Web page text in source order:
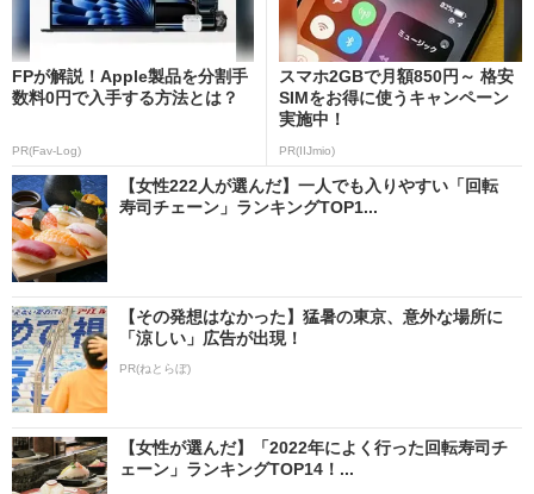
FPが解説！Apple製品を分割手
数料0円で入手する方法とは？
PR(Fav-Log)
スマホ2GBで月額850円～ 格安
SIMをお得に使うキャンペーン
実施中！
PR(IIJmio)
【女性222人が選んだ】一人でも入りやすい「回転
寿司チェーン」ランキングTOP1...
【その発想はなかった】猛暑の東京、意外な場所に
「涼しい」広告が出現！
PR(ねとらぼ)
【女性が選んだ】「2022年によく行った回転寿司チ
ェーン」ランキングTOP14！...